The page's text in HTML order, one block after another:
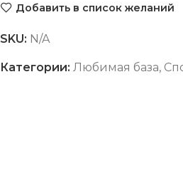
Добавить в список желаний
SKU: N/A
Категории: Любимая база,